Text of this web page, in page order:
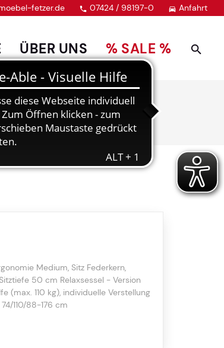
fetzer.de  07424 / 98197-0  Anfahrt
ÜBER UNS % SALE %
Medium, Sitz Federkern,
50 cm Relaxsessel - Version
(max. 110 kg), individuelle Verstellung
110/88-176 cm